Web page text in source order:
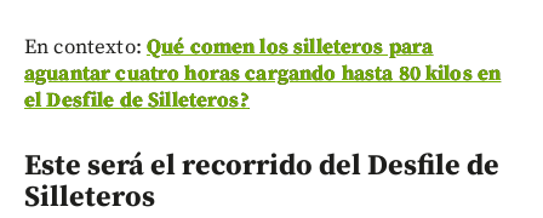
En contexto: Qué comen los silleteros para
aguantar cuatro horas cargando hasta 80 kilos en
el Desfile de Silleteros?
Este será el recorrido del Desfile de
Silleteros